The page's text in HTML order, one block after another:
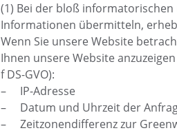
(1) Bei der bloß
Informationen übermitteln,
Wenn Sie unsere Website
Ihnen unsere Website
f DS-GVO):
– IP-Adresse
– Datum und Uhrzeit der
– Zeitzonendifferenz zur